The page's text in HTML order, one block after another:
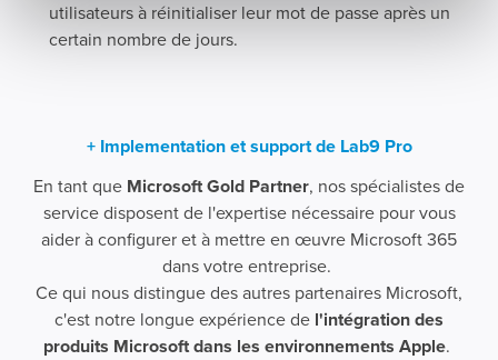
utilisateurs à réinitialiser leur mot de passe après un
certain nombre de jours.
+ Implementation et support de Lab9 Pro
En tant que Microsoft Gold Partner, nos spécialistes de
service disposent de l'expertise nécessaire pour vous
aider à configurer et à mettre en œuvre Microsoft 365
dans votre entreprise.
Ce qui nous distingue des autres partenaires Microsoft,
c'est notre longue expérience de l'intégration des
produits Microsoft dans les environnements Apple.